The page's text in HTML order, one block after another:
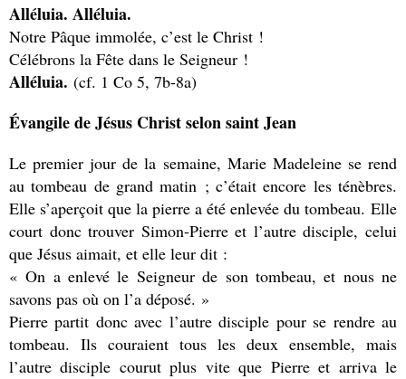
Alléluia. Alléluia.
Notre Pâque immolée, c’est le Christ !
Célébrons la Fête dans le Seigneur !
Alléluia. (cf. 1 Co 5, 7b-8a)
Évangile de Jésus Christ selon saint Jean
Le premier jour de la semaine, Marie Madeleine se rend
au tombeau de grand matin ; c’était encore les ténèbres.
Elle s’aperçoit que la pierre a été enlevée du tombeau. Elle
court donc trouver Simon-Pierre et l’autre disciple, celui
que Jésus aimait, et elle leur dit :
« On a enlevé le Seigneur de son tombeau, et nous ne
savons pas où on l’a déposé. »
Pierre partit donc avec l’autre disciple pour se rendre au
tombeau. Ils couraient tous les deux ensemble, mais
l’autre disciple courut plus vite que Pierre et arriva le